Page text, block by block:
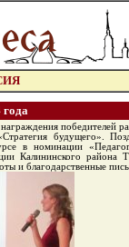
года
победителей
будущего».
в номинации
Калининского района
и благодарственные